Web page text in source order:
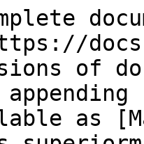
of
as